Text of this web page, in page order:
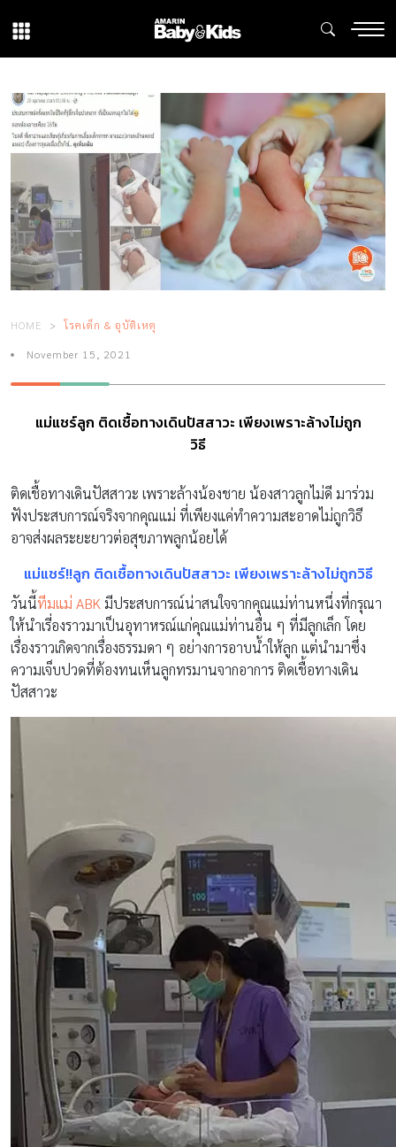
HOME โรคเด็ก & อุบัติเหตุ
November 15, 2021
แม่แชร์ลูก ติดเชื้อทางเดินปัสสาวะ เพียงเพราะล้างไม่ถูก
วิธี
ติดเชื้อทางเดินปัสสาวะ เพราะล้างน้องชาย น้องสาวลูกไม่ดี มาร่วม
ฟังประสบการณ์จริงจากคุณแม่ ที่เพียงแค่ทำความสะอาดไม่ถูกวิธี
อาจส่งผลระยะยาวต่อสุขภาพลูกน้อยได้
แม่แชร์!!ลูก ติดเชื้อทางเดินปัสสาวะ เพียงเพราะล้างไม่ถูกวิธี
วันนี้ทีมแม่ ABK มีประสบการณ์น่าสนใจจากคุณแม่ท่านหนึ่งที่กรุณา
ให้นำเรี่องราวมาเป็นอุทาหรณ์แก่คุณแม่ท่านอื่น ๆ ที่มีลูกเล็ก โดย
เรื่องราวเกิดจากเรื่องธรรมดา ๆ อย่างการอาบน้ำให้ลูก แต่นำมาซึ่ง
ความเจ็บปวดที่ต้องทนเห็นลูกทรมานจากอาการ ติดเชื้อทางเดิน
ปัสสาวะ